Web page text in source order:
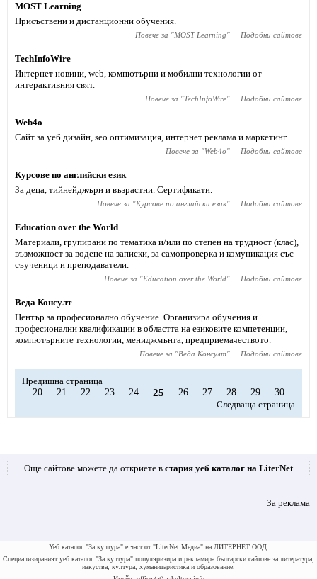
MOST Learning
Присъствени и дистанционни обучения.
Повече за "MOST Learning" Подобни сайтове
TechInfoWire
Интернет новини, web, компютърни и мобилни технологии от
интерактивния свят.
Повече за "TechInfoWire" Подобни сайтове
Web4o
Сайт за уеб дизайн, seo оптимизация, интернет реклама и маркетинг.
Повече за "Web4o" Подобни сайтове
Курсове по английски език
За деца, тийнейджъри и възрастни. Сертификати.
Повече за "Курсове по английски език" Подобни сайтове
Education over the World
Материали, групирани по тематика и/или по степен на трудност (клас),
възможност за водене на записки, за самопроверка и комуникация със
съученици и преподаватели.
Повече за "Education over the World" Подобни сайтове
Веда Консулт
Център за професионално обучение. Организира обучения и
професионални квалификации в областта на езиковите компетенции,
компютърните технологии, мениджмънта, предприемачеството.
Повече за "Веда Консулт" Подобни сайтове
Предишна страница
20
21 22 23 24 25 26 27 28 29
30
Следваща страница
Още сайтове можете да откриете в стария уеб каталог на LiterNet
За реклама
Уеб каталог "За култура" е част от "LiterNet Медиа" на ЛИТЕРНЕТ ООД.
Специализираният уеб каталог "За култура" популяризира и рекламира български сайтове за литература,
изкуства, култура, хуманитаристика и образование.